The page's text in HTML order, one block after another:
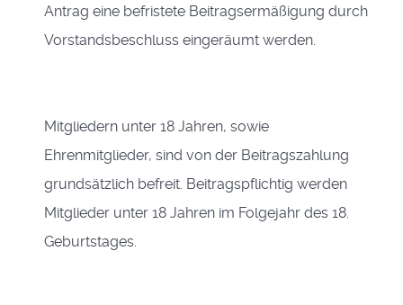
Antrag eine befristete Beitragsermäßigung durch
Vorstandsbeschluss eingeräumt werden.
Mitgliedern unter 18 Jahren, sowie
Ehrenmitglieder, sind von der Beitragszahlung
grundsätzlich befreit. Beitragspflichtig werden
Mitglieder unter 18 Jahren im Folgejahr des 18.
Geburtstages.